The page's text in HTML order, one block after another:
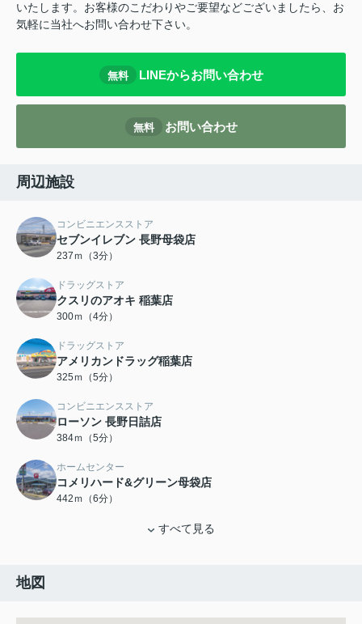
いたします。お客様のこだわりやご要望などございましたら、お
気軽に当社へお問い合わせ下さい。
無料 LINEからお問い合わせ
無料 お問い合わせ
周辺施設
コンビニエンスストア
セブンイレブン 長野母袋店
237ｍ（3分）
ドラッグストア
クスリのアオキ 稲葉店
300ｍ（4分）
ドラッグストア
アメリカンドラッグ稲葉店
325ｍ（5分）
コンビニエンスストア
ローソン 長野日詰店
384ｍ（5分）
ホームセンター
コメリハード&グリーン母袋店
442ｍ（6分）
すべて見る
地図